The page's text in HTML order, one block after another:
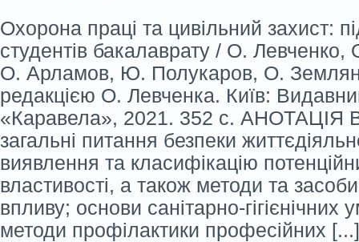
Охорона праці та цивільний захист:
студентів бакалаврату / О.
О. Арламов, Ю. Полукаров, О.
редакцією О. Левченка. Київ:
«Каравела», 2021. 352 с. АНОТАЦІЯ
загальні питання безпеки
виявлення та класифікацію
властивості, а також методи та засоби
впливу; основи санітарно-гігієнічних
методи профілактики професійних [...]